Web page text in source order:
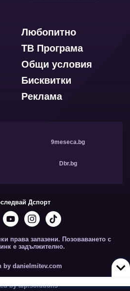
Любопитно
ТВ Програма
Общи условия
Бисквитки
Реклама
9meseca.bg
Dbr.bg
Дспорт
права запазени. Позоваването с
е задължително.
by danielmitev.com
by aip.solutions